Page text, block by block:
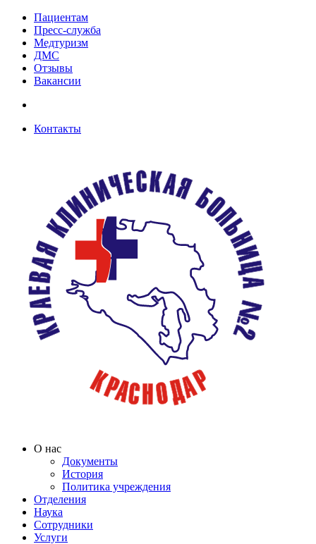
Пациентам
Пресс-служба
Медтуризм
ДМС
Отзывы
Вакансии
Контакты
О нас
Документы
История
Политика учреждения
Отделения
Наука
Сотрудники
Услуги